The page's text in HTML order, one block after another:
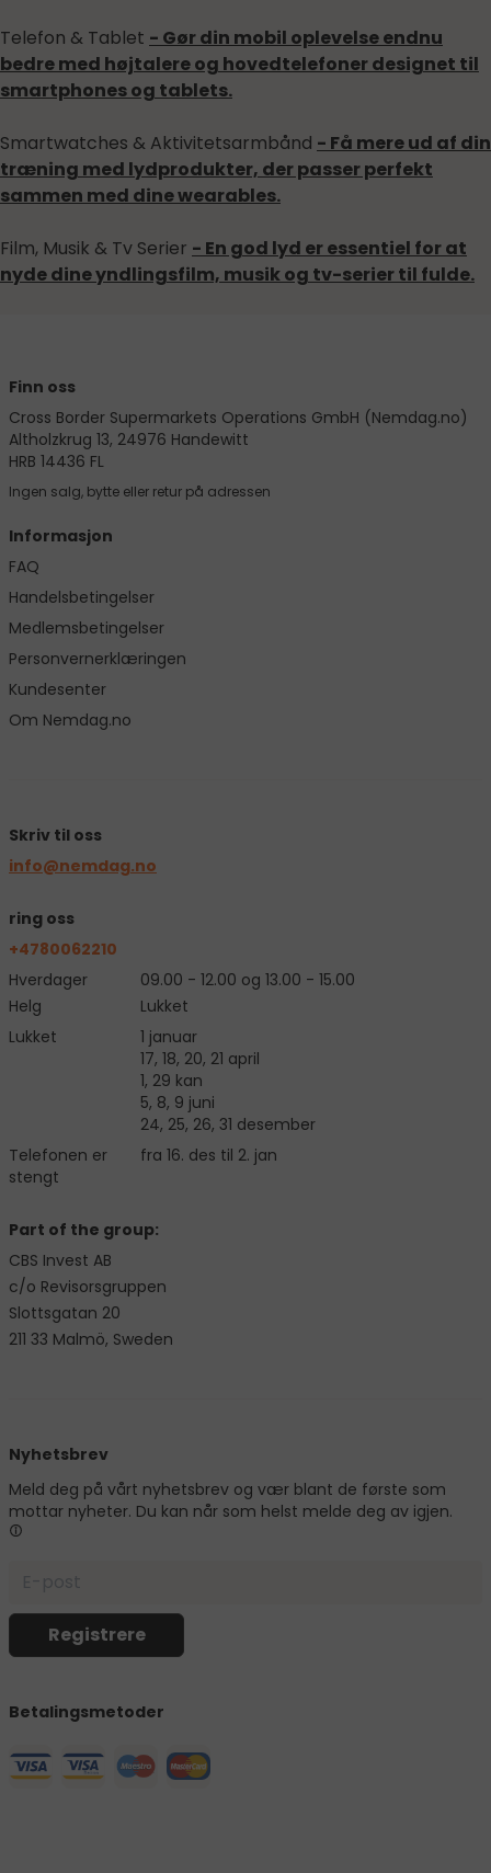
Telefon & Tablet - Gør din mobil oplevelse endnu
bedre med højtalere og hovedtelefoner designet til
smartphones og tablets.
Smartwatches & Aktivitetsarmbånd - Få mere ud af din
træning med lydprodukter, der passer perfekt
sammen med dine wearables.
Film, Musik & Tv Serier - En god lyd er essentiel for at
nyde dine yndlingsfilm, musik og tv-serier til fulde.
Finn oss
Cross Border Supermarkets Operations GmbH (Nemdag.no)
Altholzkrug 13, 24976 Handewitt
HRB 14436 FL
Ingen salg, bytte eller retur på adressen
Informasjon
FAQ
Handelsbetingelser
Medlemsbetingelser
Personvernerklæringen
Kundesenter
Om Nemdag.no
Skriv til oss
info@nemdag.no
ring oss
+4780062210
Hverdager
09.00 - 12.00 og 13.00 - 15.00
Helg
Lukket
Lukket
Telefonen er
stengt
1 januar
17, 18, 20, 21 april
1, 29 kan
5, 8, 9 juni
24, 25, 26, 31 desember
fra 16. des til 2. jan
Part of the group:
CBS Invest AB
c/o Revisorsgruppen
Slottsgatan 20
211 33 Malmö, Sweden
Nyhetsbrev
Meld deg på vårt nyhetsbrev og vær blant de første som
mottar nyheter. Du kan når som helst melde deg av igjen.
Betalingsmetoder